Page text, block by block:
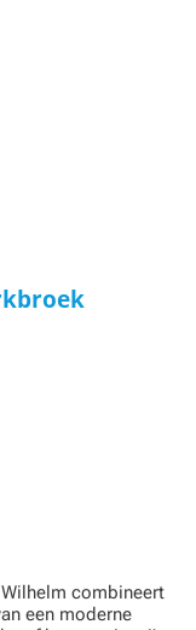
combineert
een moderne